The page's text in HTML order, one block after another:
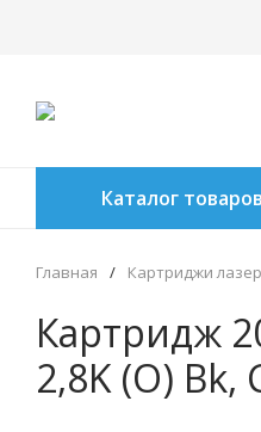
Каталог товаров
Главная / Картриджи
Картридж
2,8K (O) Bk,